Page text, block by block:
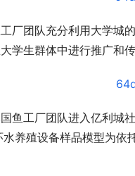
厂团队充分利用大学城
学生群体中进行推广和传
鱼工厂团队进入亿利
养殖设备样品模型为